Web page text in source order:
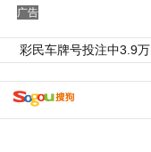
广告
彩民车牌号投注中3.9万